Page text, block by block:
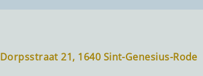
Dorpsstraat 21, 1640 Sint-Genesius-Rode